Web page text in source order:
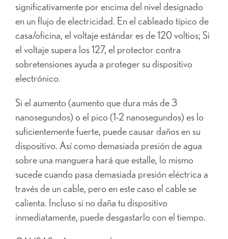
significativamente por encima del nivel designado
en un flujo de electricidad. En el cableado típico de
casa/oficina, el voltaje estándar es de 120 voltios; Si
el voltaje supera los 127, el protector contra
sobretensiones ayuda a proteger su dispositivo
electrónico.
Si el aumento (aumento que dura más de 3
nanosegundos) o el pico (1-2 nanosegundos) es lo
suficientemente fuerte, puede causar daños en su
dispositivo. Así como demasiada presión de agua
sobre una manguera hará que estalle, lo mismo
sucede cuando pasa demasiada presión eléctrica a
través de un cable, pero en este caso el cable se
calienta. Incluso si no daña tu dispositivo
inmediatamente, puede desgastarlo con el tiempo.